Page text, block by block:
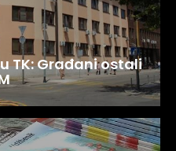
TK: Građani ostali